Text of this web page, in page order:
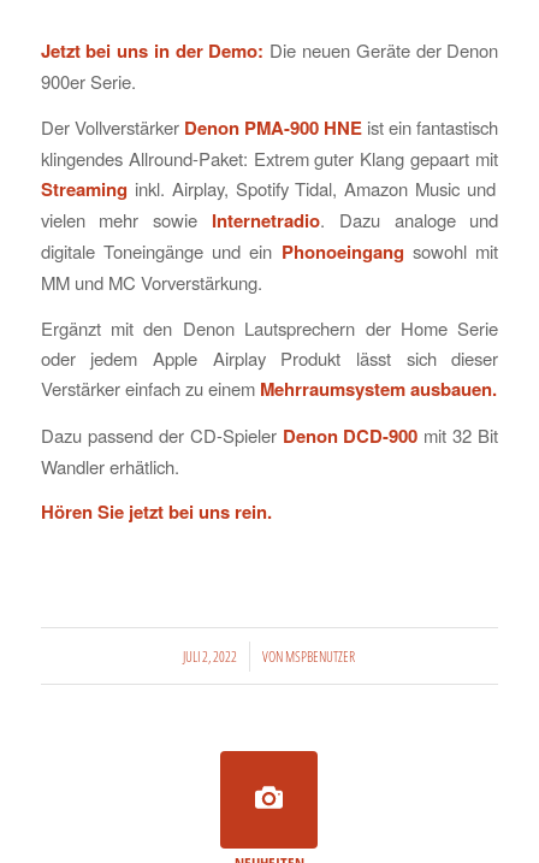
Jetzt bei uns in der Demo: Die neuen Geräte der Denon
900er Serie.
Der VollverstärkerDenon PMA-900 HNE ist ein fantastisch
klingendes Allround-Paket: Extrem guter Klang gepaart mit
Streaming inkl. Airplay, Spotify Tidal, Amazon Music und
vielen mehr sowie Internetradio. Dazu analoge und
digitale Toneingänge und ein Phonoeingang sowohl mit
MM und MC Vorverstärkung.
Ergänzt mit den Denon Lautsprechern der Home Serie
oder jedem Apple Airplay Produkt lässt sich dieser
Verstärker einfach zu einem Mehrraumsystem ausbauen.
Dazu passend der CD-Spieler Denon DCD-900 mit 32 Bit
Wandler erhätlich.
Hören Sie jetzt bei uns rein.
JULI 2, 2022 VONMSPBENUTZER